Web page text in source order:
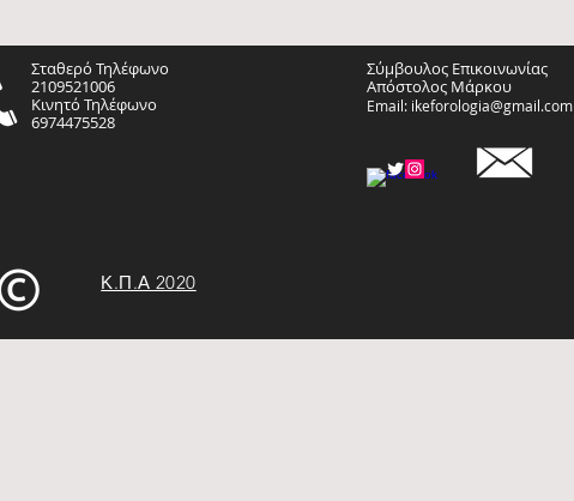
Σταθερό Τηλέφωνο
2109521006
Κινητό Τηλέφωνο
6974475528
Κ.Π.Α 2020
Σύμβουλος Επικοινωνίας
Απόστολος Μάρκου
Email: ikeforologia@gmail.com